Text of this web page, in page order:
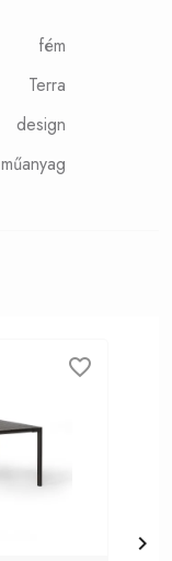
fém
Terra
design
műanyag